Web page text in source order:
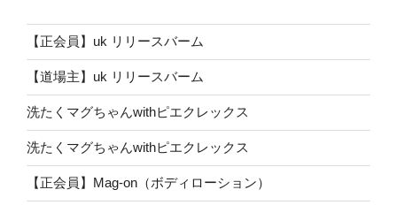
【正会員】uk リリースバーム
【道場主】uk リリースバーム
洗たくマグちゃんwithピエクレックス
洗たくマグちゃんwithピエクレックス
【正会員】Mag-on（ボディローション）